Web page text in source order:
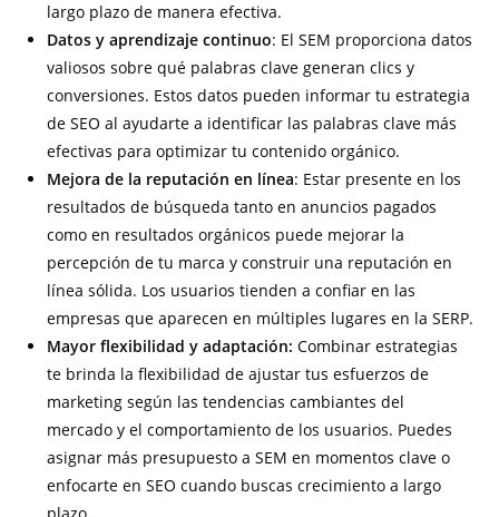
largo plazo de manera efectiva.
Datos y aprendizaje continuo: El SEM proporciona datos
valiosos sobre qué palabras clave generan clics y
conversiones. Estos datos pueden informar tu estrategia
de SEO al ayudarte a identificar las palabras clave más
efectivas para optimizar tu contenido orgánico.
Mejora de la reputación en línea: Estar presente en los
resultados de búsqueda tanto en anuncios pagados
como en resultados orgánicos puede mejorar la
percepción de tu marca y construir una reputación en
línea sólida. Los usuarios tienden a confiar en las
empresas que aparecen en múltiples lugares en la SERP.
Mayor flexibilidad y adaptación: Combinar estrategias
te brinda la flexibilidad de ajustar tus esfuerzos de
marketing según las tendencias cambiantes del
mercado y el comportamiento de los usuarios. Puedes
asignar más presupuesto a SEM en momentos clave o
enfocarte en SEO cuando buscas crecimiento a largo